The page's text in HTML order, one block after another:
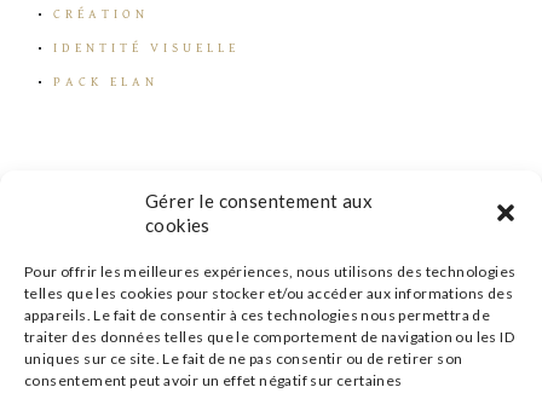
Gérer le consentement aux
cookies
Pour offrir les meilleures expériences, nous utilisons des technologies
telles que les cookies pour stocker et/ou accéder aux informations des
appareils. Le fait de consentir à ces technologies nous permettra de
traiter des données telles que le comportement de navigation ou les ID
uniques sur ce site. Le fait de ne pas consentir ou de retirer son
consentement peut avoir un effet négatif sur certaines
CRÉATION
IDENTITÉ VISUELLE
PACK ELAN